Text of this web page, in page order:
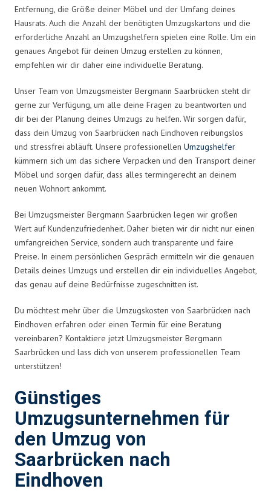
Entfernung, die Größe deiner Möbel und der Umfang deines
Hausrats. Auch die Anzahl der benötigten Umzugskartons und die
erforderliche Anzahl an Umzugshelfern spielen eine Rolle. Um ein
genaues Angebot für deinen Umzug erstellen zu können,
empfehlen wir dir daher eine individuelle Beratung.
Unser Team von Umzugsmeister Bergmann Saarbrücken steht dir
gerne zur Verfügung, um alle deine Fragen zu beantworten und
dir bei der Planung deines Umzugs zu helfen. Wir sorgen dafür,
dass dein Umzug von Saarbrücken nach Eindhoven reibungslos
und stressfrei abläuft. Unsere professionellen Umzugshelfer
kümmern sich um das sichere Verpacken und den Transport deiner
Möbel und sorgen dafür, dass alles termingerecht an deinem
neuen Wohnort ankommt.
Bei Umzugsmeister Bergmann Saarbrücken legen wir großen
Wert auf Kundenzufriedenheit. Daher bieten wir dir nicht nur einen
umfangreichen Service, sondern auch transparente und faire
Preise. In einem persönlichen Gespräch ermitteln wir die genauen
Details deines Umzugs und erstellen dir ein individuelles Angebot,
das genau auf deine Bedürfnisse zugeschnitten ist.
Du möchtest mehr über die Umzugskosten von Saarbrücken nach
Eindhoven erfahren oder einen Termin für eine Beratung
vereinbaren? Kontaktiere jetzt Umzugsmeister Bergmann
Saarbrücken und lass dich von unserem professionellen Team
unterstützen!
Günstiges
Umzugsunternehmen für
den Umzug von
Saarbrücken nach
Eindhoven